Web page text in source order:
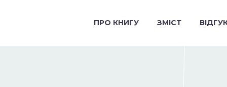
ПРО КНИГУ ЗМІСТ